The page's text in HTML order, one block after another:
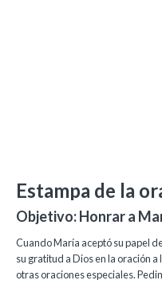
Estampa de la
Objetivo: Honrar a
Cuando María aceptó su papel
su gratitud a Dios en la oración
otras oraciones especiales.